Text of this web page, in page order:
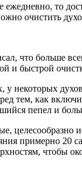
то
очистить
что больше
и быстрой
некоторых
тем, как
пепел и
примерно
чтобы